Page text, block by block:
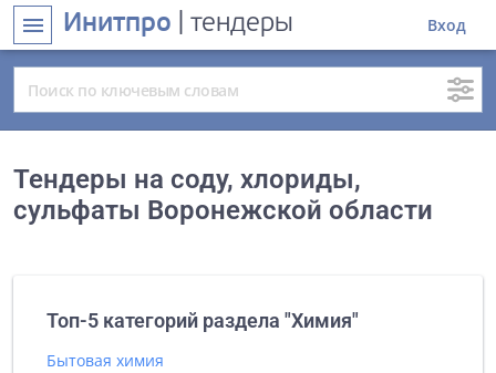
menu Инитпро | тендеры Вход
Тендеры на соду, хлориды,
сульфаты Воронежской области
Топ-5 категорий раздела "Химия"
Бытовая химия